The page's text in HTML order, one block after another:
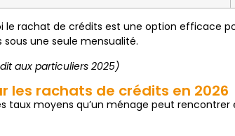
le rachat de crédits est une option efficace
une seule mensualité.
aux particuliers 2025)
les rachats de crédits en 2026
taux moyens qu’un ménage peut rencontrer